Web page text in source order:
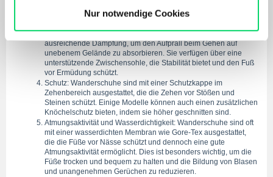
zu personalisieren, Funktionen für soziale Medien
anbieten zu können und die Zugriffe auf unsere Website
zu analysieren. Außerdem geben wir Informationen zu
Deiner Verwendung unserer Website an unsere Partner
für soziale Medien, Werbung und Analysen weiter.
Unsere Partner führen diese Informationen
möglicherweise mit weiteren Daten zusammen, die Du
ihnen bereitgestellt hast oder die sie im Rahmen Deiner
Nutzung der Dienste gesammelt haben.
Nur notwendige Cookies
eine gute Bodenhaftung auf verschiedenen Untergründen wie
Dämpfung und Stabilität: Wanderschuhe bieten eine
ausreichende Dämpfung, um den Aufprall beim Gehen auf
unebenem Gelände zu absorbieren. Sie verfügen über eine
unterstützende Zwischensohle, die Stabilität bietet und den Fuß
vor Ermüdung schützt.
Schutz: Wanderschuhe sind mit einer Schutzkappe im
Zehenbereich ausgestattet, die die Zehen vor Stößen und
Steinen schützt. Einige Modelle können auch einen zusätzlichen
Knöchelschutz bieten, indem sie höher geschnitten sind.
Atmungsaktivität und Wasserdichtigkeit: Wanderschuhe sind oft
mit einer wasserdichten Membran wie Gore-Tex ausgestattet,
die die Füße vor Nässe schützt und dennoch eine gute
Atmungsaktivität ermöglicht. Dies ist besonders wichtig, um die
Füße trocken und bequem zu halten und die Bildung von Blasen
und unangenehmen Gerüchen zu reduzieren.